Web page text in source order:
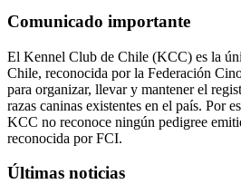
Comunicado importante
El Kennel Club de Chile (KCC) es la
Chile, reconocida por la Federación
para organizar, llevar y mantener el
razas caninas existentes en el país. Por
KCC no reconoce ningún pedigree
reconocida por FCI.
Últimas noticias